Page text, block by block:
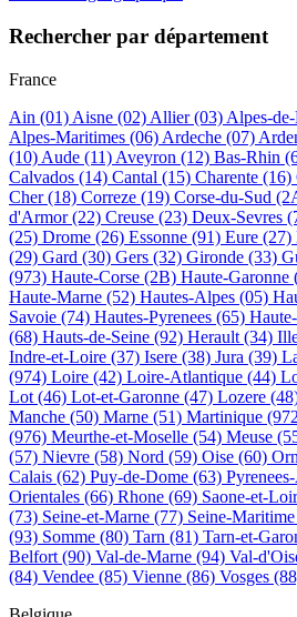
Rechercher par département
France
Ain (01) Aisne (02) Allier(03) Alpes-
Alpes-Maritimes (06) Ardeche (07)
(10) Aude (11) Aveyron (12) Bas-Rhin
Calvados (14) Cantal (15) Charente (16)
Cher(18) Correze (19) Corse-du-Sud
d'Armor(22) Creuse (23) Deux-Sevres
(25) Drome (26) Essonne (91) Eure (27)
(29) Gard (30) Gers (32) Gironde (33)
(973) Haute-Corse (2B) Haute-Garonne
Haute-Marne (52) Hautes-Alpes (05)
Savoie (74) Hautes-Pyrenees (65)
(68) Hauts-de-Seine (92) Herault (34)
Indre-et-Loire (37) Isere (38) Jura (39)
(974) Loire (42) Loire-Atlantique (44)
Lot (46) Lot-et-Garonne (47) Lozere
Manche (50) Marne (51) Martinique
(976) Meurthe-et-Moselle (54) Meuse
(57) Nievre (58) Nord (59) Oise (60)
Calais (62) Puy-de-Dome (63)
Orientales (66) Rhone (69) Saone-et-
(73) Seine-et-Marne (77) Seine-Maritime
(93) Somme (80) Tarn (81) Tarn-et-
Belfort (90) Val-de-Marne (94) Val-
(84) Vendee (85) Vienne (86) Vosges